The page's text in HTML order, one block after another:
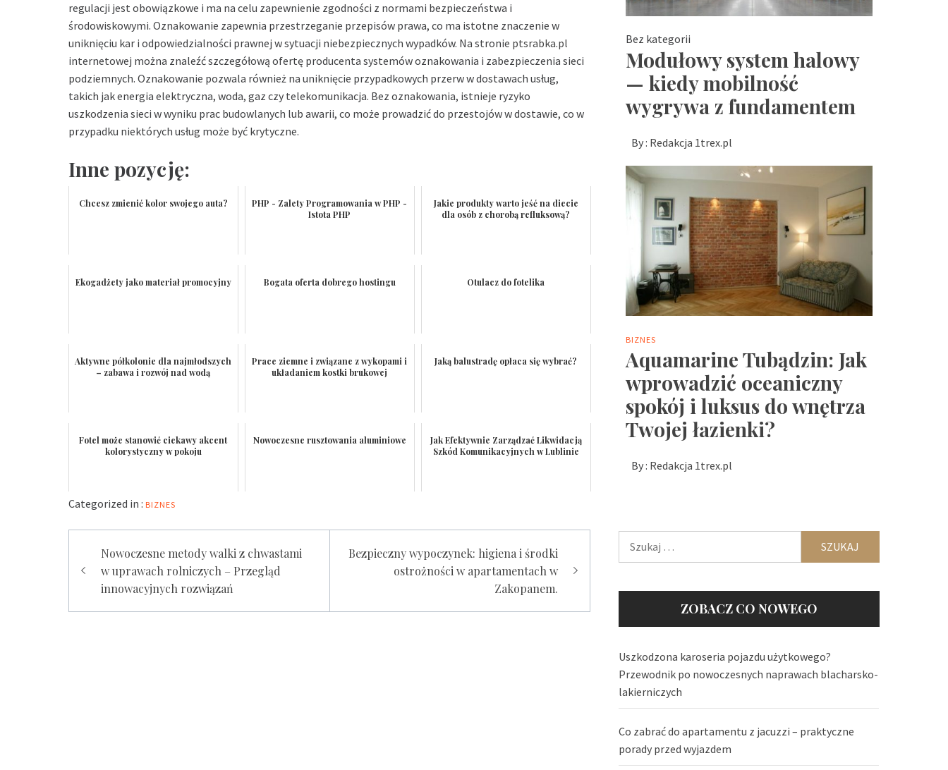
regulacji jest obowiązkowe i ma na celu zapewnienie zgodności z normami bezpieczeństwa i
środowiskowymi. Oznakowanie zapewnia przestrzeganie przepisów prawa, co ma istotne znaczenie w
uniknięciu kar i odpowiedzialności prawnej w sytuacji niebezpiecznych wypadków. Na stronie ptsrabka.pl
internetowej można znaleźć szczegółową ofertę producenta systemów oznakowania i zabezpieczenia sieci
podziemnych. Oznakowanie pozwala również na uniknięcie przypadkowych przerw w dostawach usług,
takich jak energia elektryczna, woda, gaz czy telekomunikacja. Bez oznakowania, istnieje ryzyko
uszkodzenia sieci w wyniku prac budowlanych lub awarii, co może prowadzić do przestojów w dostawie, co w
przypadku niektórych usług może być krytyczne.
Inne pozycję:
Chcesz zmienić kolor swojego auta?
PHP - Zalety Programowania w PHP -
Istota PHP
Jakie produkty warto jeść na diecie
dla osób z chorobą refluksową?
Ekogadżety jako materiał promocyjny Bogata oferta dobrego hostingu Otulacz do fotelika
Aktywne półkolonie dla najmłodszych
– zabawa i rozwój nad wodą
Prace ziemne i związane z wykopami i
układaniem kostki brukowej
Jaką balustradę opłaca się wybrać?
Fotel może stanowić ciekawy akcent
kolorystyczny w pokoju
Nowoczesne rusztowania aluminiowe
Jak Efektywnie Zarządzać Likwidacją
Szkód Komunikacyjnych w Lublinie
Categorized in : BIZNES
Nawigacja
wpisu
Nowoczesne metody walki z chwastami
w uprawach rolniczych – Przegląd
innowacyjnych rozwiązań
Bezpieczny wypoczynek: higiena i środki
ostrożności w apartamentach w
Zakopanem.
Bez kategorii
Modułowy system halowy
— kiedy mobilność
wygrywa z fundamentem
By : Redakcja 1trex.pl
BIZNES
Aquamarine Tubądzin: Jak
wprowadzić oceaniczny
spokój i luksus do wnętrza
Twojej łazienki?
By : Redakcja 1trex.pl
Szukaj:
ZOBACZ CO NOWEGO
Uszkodzona karoseria pojazdu użytkowego?
Przewodnik po nowoczesnych naprawach blacharsko-
lakierniczych
Co zabrać do apartamentu z jacuzzi – praktyczne
porady przed wyjazdem